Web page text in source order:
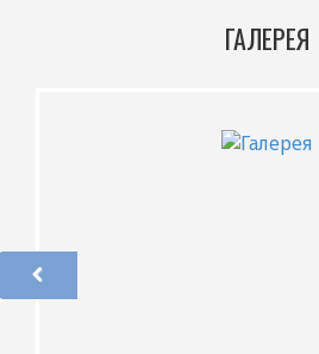
ГАЛЕРЕЯ